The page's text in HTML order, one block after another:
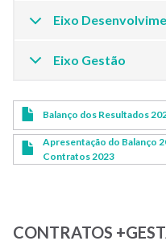
Eixo
Eixo Gestão
Balanço dos Resultados
Apresentação do Balanço
Contratos 2023
CONTRATOS